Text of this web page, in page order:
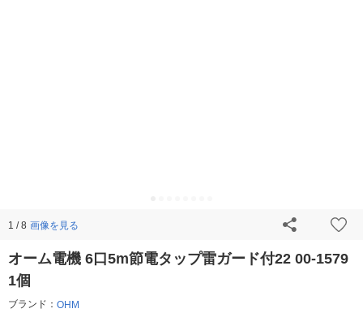
1 / 8 画像を見る
オーム電機 6口5m節電タップ雷ガード付22 00-1579
1個
ブランド： OHM